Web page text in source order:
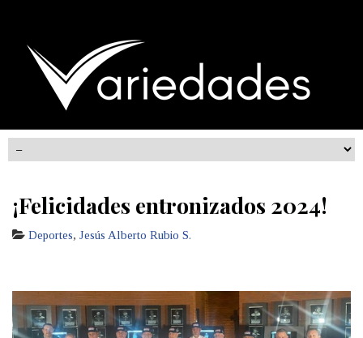
¡Felicidades entronizados 2024!
Deportes, Jesús Alberto Rubio S.